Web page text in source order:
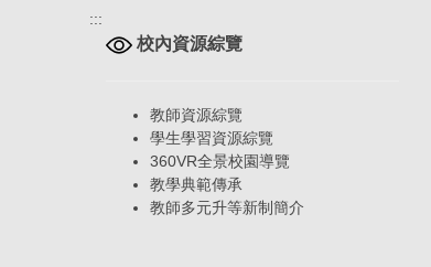
:::
校內資源綜覽
教師資源綜覽
學生學習資源綜覽
360VR全景校園導覽
教學典範傳承
教師多元升等新制簡介